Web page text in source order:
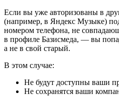
Если вы уже авторизованы в
(например, в Яндекс Музыке)
номером телефона, не
в профиле Базисмеда, — вы
а не в свой старый.
В этом случае:
Не будут доступны ваши
Не сохранятся ваши